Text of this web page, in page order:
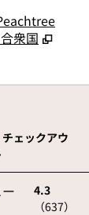
衆国
ェックアウ
4.3
（637）